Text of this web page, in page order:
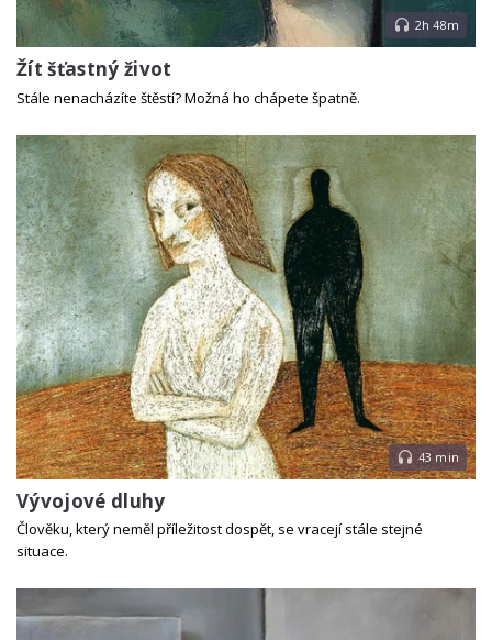
2h 48m
Žít šťastný život
Stále nenacházíte štěstí? Možná ho chápete špatně.
43 min
Vývojové dluhy
Člověku, který neměl příležitost dospět, se vracejí stále stejné
situace.